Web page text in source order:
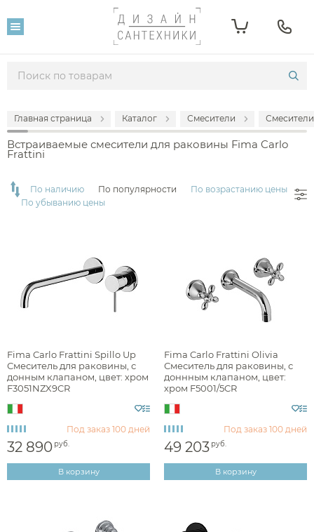
Главная страница Каталог Смесители
Встраиваемые смесители для раковины Fima Carlo
Frattini
Фильтр
28 535 331 073
Fima Carlo Frattini
есть в наличии
хром
По наличию По популярности
По возрастанию цены
По убыванию цены
Fima Carlo Frattini Spillo Up
Смеситель для раковины, с
донным клапаном, цвет: хром
F3051NZX9CR
Под заказ 100 дней
32 890 руб.
В корзину
Fima Carlo Frattini Olivia
Смеситель для раковины, с
доннным клапаном, цвет:
хром F5001/5CR
Под заказ 100 дней
49 203 руб.
В корзину